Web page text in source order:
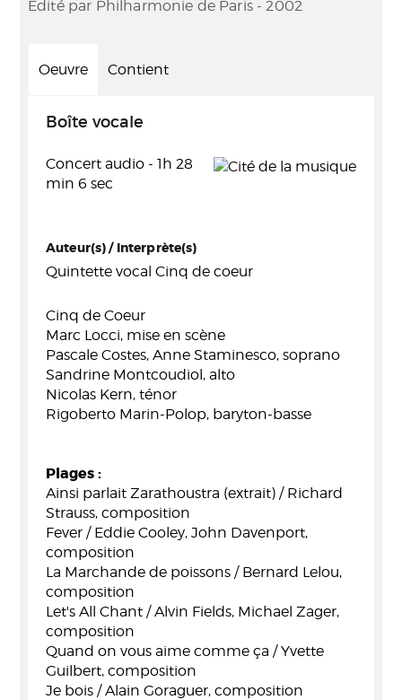
Edité par Philharmonie de Paris - 2002
Oeuvre Contient
Boîte vocale
Concert audio - 1h 28
min 6 sec
Auteur(s) / Interprète(s)
Quintette vocal Cinq de coeur
Cinq de Coeur
Marc Locci, mise en scène
Pascale Costes, Anne Staminesco, soprano
Sandrine Montcoudiol, alto
Nicolas Kern, ténor
Rigoberto Marin-Polop, baryton-basse
Plages :
Ainsi parlait Zarathoustra (extrait) / Richard
Strauss, composition
Fever / Eddie Cooley, John Davenport,
composition
La Marchande de poissons / Bernard Lelou,
composition
Let's All Chant / Alvin Fields, Michael Zager,
composition
Quand on vous aime comme ça / Yvette
Guilbert, composition
Je bois / Alain Goraguer, composition